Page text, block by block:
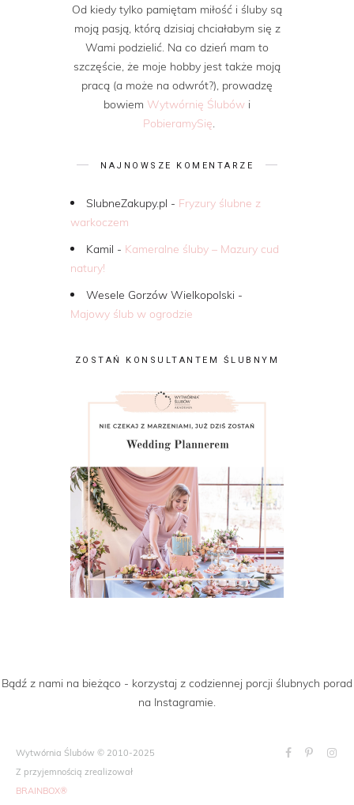
Od kiedy tylko pamiętam miłość i śluby są
moją pasją, którą dzisiaj chciałabym się z
Wami podzielić. Na co dzień mam to
szczęście, że moje hobby jest także moją
pracą (a może na odwrót?), prowadzę
bowiem Wytwórnię Ślubów i
PobieramySię
NAJNOWSZE KOMENTARZE
SlubneZakupy.pl - Fryzury ślubne z
warkoczem
Kamil - Kameralne śluby – Mazury cud
natury!
Wesele Gorzów Wielkopolski -
Majowy ślub w ogrodzie
ZOSTAŃ KONSULTANTEM ŚLUBNYM
Bądź z nami na bieżąco - korzystaj z codziennej porcji ślubnych porad
na Instagramie.
Wytwórnia Ślubów © 2010-2025
Z przyjemnością zrealizował
BRAINBOX®